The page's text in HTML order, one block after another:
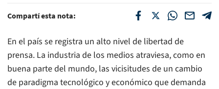
Compartí esta nota:
En el país se registra un alto nivel de libertad de
prensa. La industria de los medios atraviesa, como en
buena parte del mundo, las vicisitudes de un cambio
de paradigma tecnológico y económico que demanda